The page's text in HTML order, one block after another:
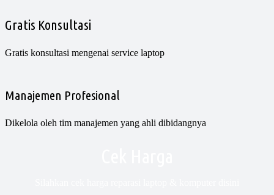
Gratis Konsultasi
Gratis konsultasi mengenai service laptop
Manajemen Profesional
Dikelola oleh tim manajemen yang ahli dibidangnya